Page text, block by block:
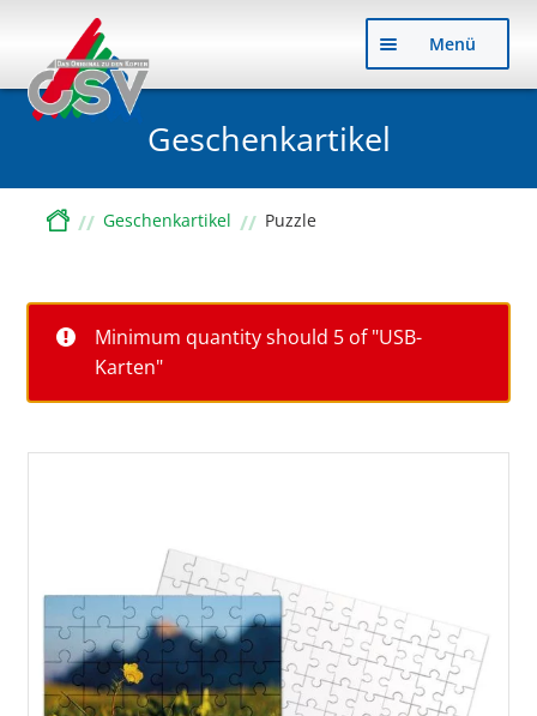
Menü
Geschenkartikel
StartGeschenkartikel Puzzle
Minimum quantity should 5 of "USB-
Karten"